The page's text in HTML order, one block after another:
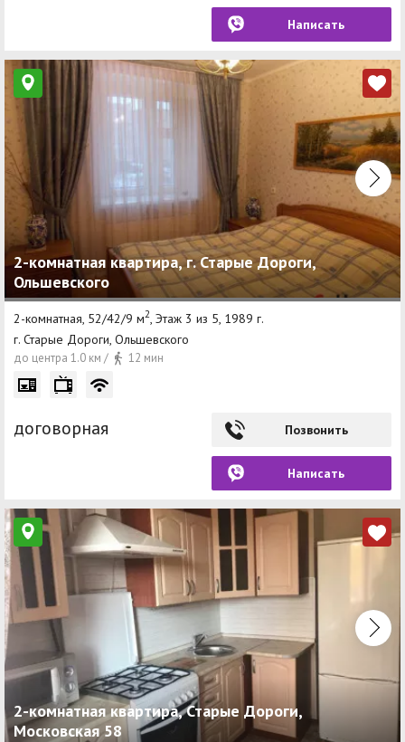
Написать
2-комнатная квартира, г. Старые Дороги,
Ольшевского
2-комнатная, 52/42/9 м2 , Этаж 3 из 5, 1989 г.
г. Старые Дороги, Ольшевского
до центра 1.0 км / 12 мин
договорная Позвонить
Написать
2-комнатная квартира, Старые Дороги,
Московская 58